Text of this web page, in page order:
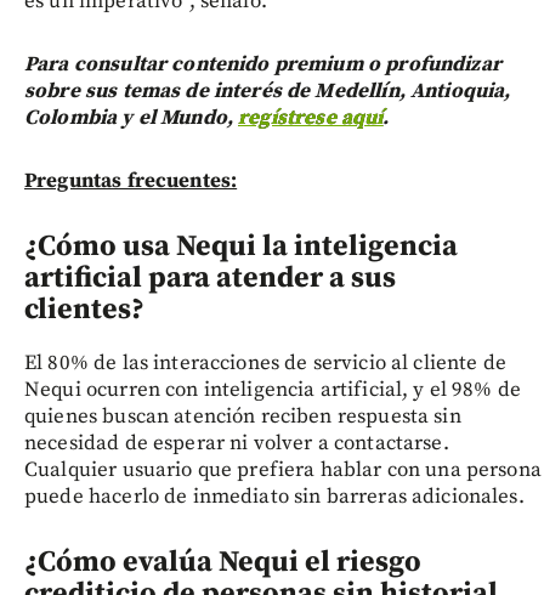
Para consultar contenido premium o profundizar
sobre sus temas de interés de Medellín, Antioquia,
Colombia y el Mundo,regístrese aquí.
Preguntas frecuentes:
¿Cómo usa Nequi la inteligencia
artificial para atender a sus
clientes?
El 80% de las interacciones de servicio al cliente de
Nequi ocurren con inteligencia artificial, y el 98% de
quienes buscan atención reciben respuesta sin
necesidad de esperar ni volver a contactarse.
Cualquier usuario que prefiera hablar con una persona
puede hacerlo de inmediato sin barreras adicionales.
¿Cómo evalúa Nequi el riesgo